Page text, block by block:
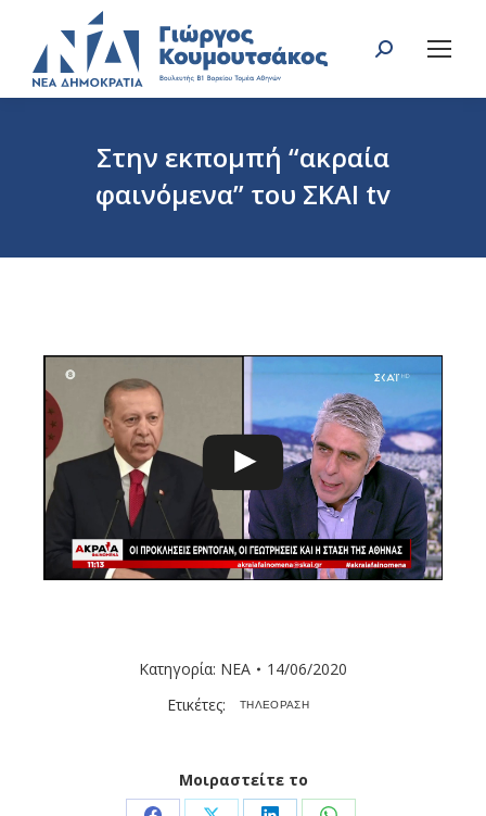
Search:
Στην εκπομπή “ακραία
φαινόμενα” του ΣΚΑΙ tv
Κατηγορία: ΝΕΑ
14/06/2020
Ετικέτες:
ΤΗΛΕΟΡΑΣΗ
Μοιραστείτε το